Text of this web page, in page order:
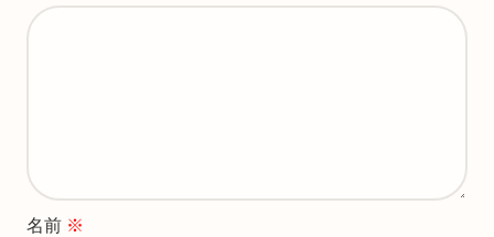
名前 ※